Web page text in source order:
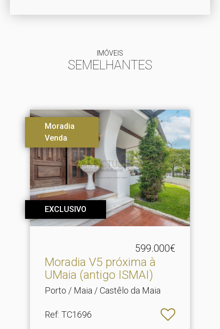
IMÓVEIS
SEMELHANTES
Moradia
Venda
EXCLUSIVO
599.000€
Moradia V5 próxima à
UMaia (antigo ISMAI)
Porto / Maia / Castêlo da Maia
Ref: TC1696